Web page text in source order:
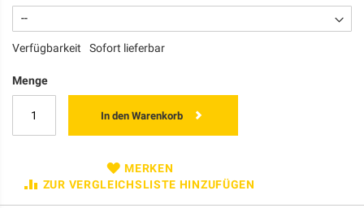
Verfügbarkeit Sofort lieferbar
Menge
In den Warenkorb
MERKEN
ZUR VERGLEICHSLISTE HINZUFÜGEN